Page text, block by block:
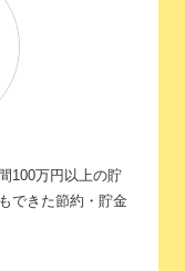
100万円以上の貯
できた節約・貯金